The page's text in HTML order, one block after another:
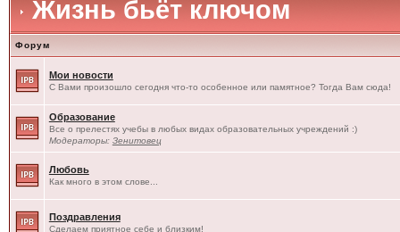
Жизнь бьёт ключом
Форум
Мои новости
С Вами произошло сегодня что-то особенное или памятное? Тогда Вам сюда!
Образование
Все о прелестях учебы в любых видах образовательных учреждений :)
Модераторы: Зенитовец
Любовь
Как много в этом слове...
Поздравления
Сделаем приятное себе и близким!